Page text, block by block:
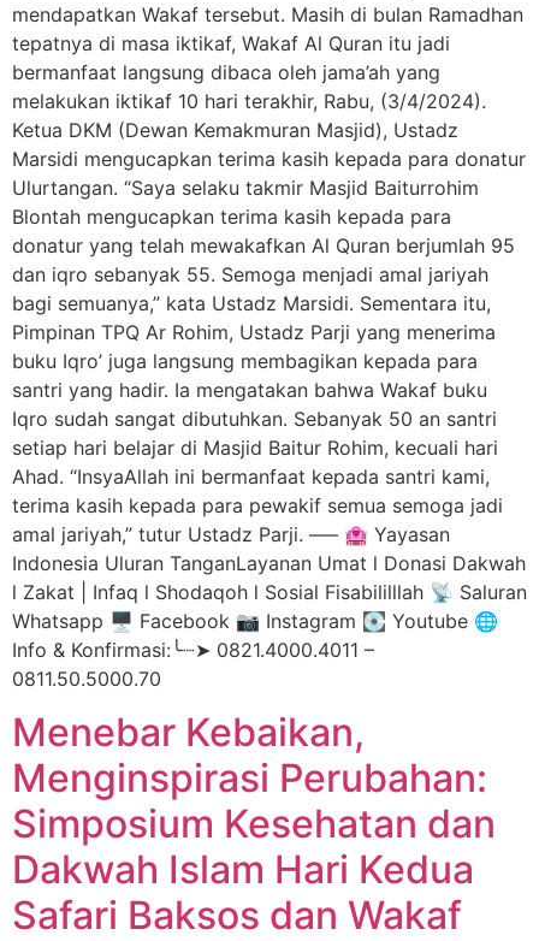
mendapatkan Wakaf tersebut. Masih di bulan Ramadhan
tepatnya di masa iktikaf, Wakaf Al Quran itu jadi
bermanfaat langsung dibaca oleh jama’ah yang
melakukan iktikaf 10 hari terakhir, Rabu, (3/4/2024).
Ketua DKM (Dewan Kemakmuran Masjid), Ustadz
Marsidi mengucapkan terima kasih kepada para donatur
Ulurtangan. “Saya selaku takmir Masjid Baiturrohim
Blontah mengucapkan terima kasih kepada para
donatur yang telah mewakafkan Al Quran berjumlah 95
dan iqro sebanyak 55. Semoga menjadi amal jariyah
bagi semuanya,” kata Ustadz Marsidi. Sementara itu,
Pimpinan TPQ Ar Rohim, Ustadz Parji yang menerima
buku Iqro’ juga langsung membagikan kepada para
santri yang hadir. Ia mengatakan bahwa Wakaf buku
Iqro sudah sangat dibutuhkan. Sebanyak 50 an santri
setiap hari belajar di Masjid Baitur Rohim, kecuali hari
Ahad. “InsyaAllah ini bermanfaat kepada santri kami,
terima kasih kepada para pewakif semua semoga jadi
amal jariyah,” tutur Ustadz Parji. —– 🏩 Yayasan
Indonesia Uluran TanganLayanan Umat l Donasi Dakwah
l Zakat | Infaq l Shodaqoh l Sosial Fisabililllah 📡 Saluran
Whatsapp 🖥️ Facebook 📷 Instagram 💽 Youtube 🌐
Info & Konfirmasi:╰┈➤ 0821.4000.4011 –
0811.50.5000.70
Menebar Kebaikan,
Menginspirasi Perubahan:
Simposium Kesehatan dan
Dakwah Islam Hari Kedua
Safari Baksos dan Wakaf